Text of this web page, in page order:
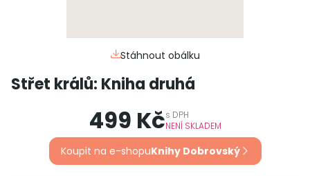
Stáhnout obálku
Střet králů: Kniha druhá
499 Kčs DPH
NENÍ SKLADEM
Koupit na e-shopuKnihy Dobrovský